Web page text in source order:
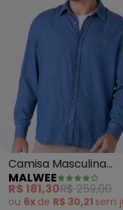
Camisa Masculina
Tradicional em Jeans
Soft (Azul)
MALWEE
R$ 181,30R$ 259,00
ou 6x de R$ 30,21 sem